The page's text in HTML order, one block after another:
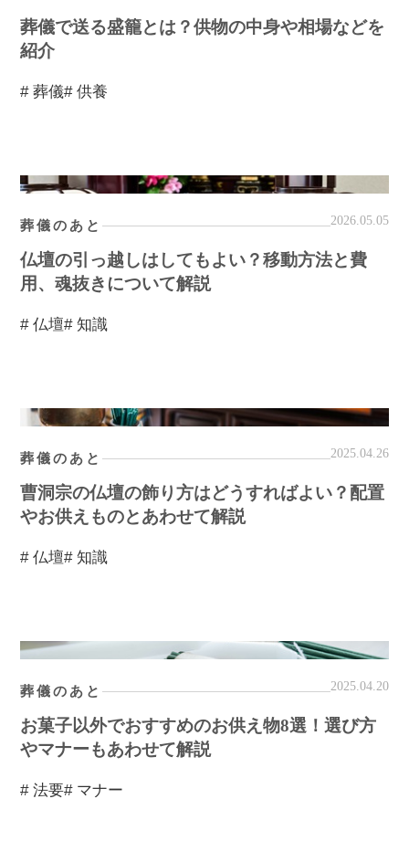
葬儀で送る盛籠とは？供物の中身や相場などを
紹介
# 葬儀# 供養
葬儀のあと 2026.05.05
仏壇の引っ越しはしてもよい？移動方法と費
用、魂抜きについて解説
# 仏壇# 知識
葬儀のあと 2025.04.26
曹洞宗の仏壇の飾り方はどうすればよい？配置
やお供えものとあわせて解説
# 仏壇# 知識
葬儀のあと 2025.04.20
お菓子以外でおすすめのお供え物8選！選び方
やマナーもあわせて解説
# 法要# マナー